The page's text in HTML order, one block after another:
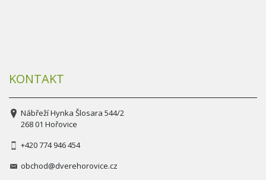
KONTAKT
Nábřeží Hynka Šlosara 544/2
268 01 Hořovice
+420 774 946 454
obchod@dverehorovice.cz